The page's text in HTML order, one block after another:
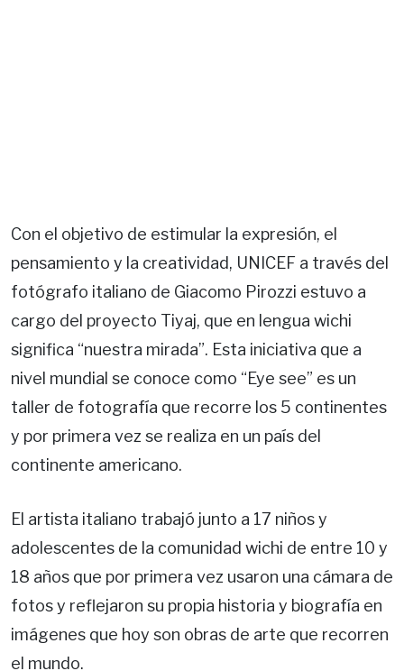
Con el objetivo de estimular la expresión, el
pensamiento y la creatividad, UNICEF a través del
fotógrafo italiano de Giacomo Pirozzi estuvo a
cargo del proyecto Tiyaj, que en lengua wichi
significa “nuestra mirada”. Esta iniciativa que a
nivel mundial se conoce como “Eye see” es un
taller de fotografía que recorre los 5 continentes
y por primera vez se realiza en un país del
continente americano.
El artista italiano trabajó junto a 17 niños y
adolescentes de la comunidad wichi de entre 10 y
18 años que por primera vez usaron una cámara de
fotos y reflejaron su propia historia y biografía en
imágenes que hoy son obras de arte que recorren
el mundo.